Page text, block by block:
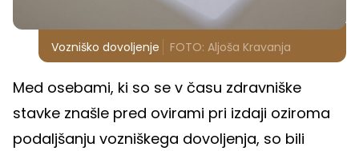
Vozniško dovoljenje FOTO: Aljoša Kravanja
Med osebami, ki so se v času zdravniške
stavke znašle pred ovirami pri izdaji oziroma
podaljšanju vozniškega dovoljenja, so bili